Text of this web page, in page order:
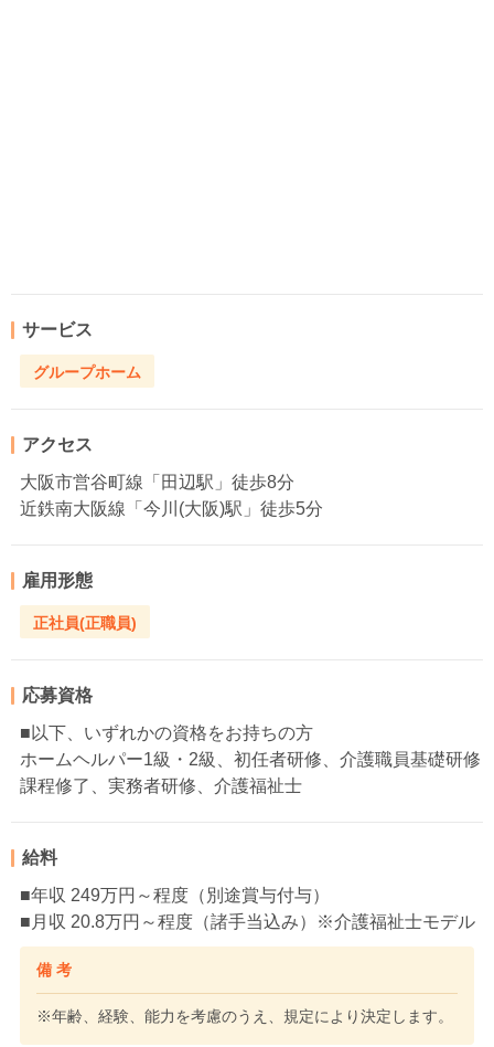
サービス
グループホーム
アクセス
大阪市営谷町線「田辺駅」徒歩8分
近鉄南大阪線「今川(大阪)駅」徒歩5分
雇用形態
正社員(正職員)
応募資格
■以下、いずれかの資格をお持ちの方
ホームヘルパー1級・2級、初任者研修、介護職員基礎研修
課程修了、実務者研修、介護福祉士
給料
■年収 249万円～程度（別途賞与付与）
■月収 20.8万円～程度（諸手当込み）※介護福祉士モデル
備 考
※年齢、経験、能力を考慮のうえ、規定により決定します。